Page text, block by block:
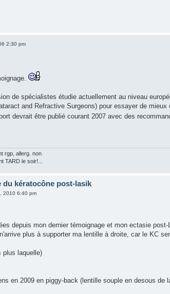
2:30 pm
de spécialistes étudie actuellement au niveau
and Refractive Surgeons) pour essayer de
devrait être publié courant 2007 avec des
rgp, allerg. non
TARD le soir!...
du kératocône post-lasik
2010 6:40 pm
depuis mon dernier témoignage et mon ectasie
plus à supporter ma lentille à droite, car le KC
plus laquelle)
en 2009 en piggy-back (lentille souple en desous de